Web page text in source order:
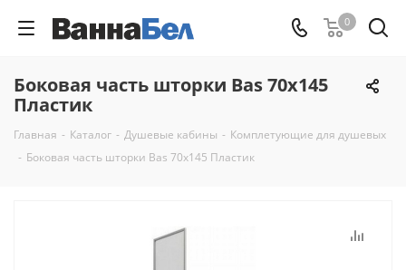
0
Боковая часть шторки Bas 70x145
Пластик
Главная - Каталог - Душевые кабины - Комплетующие для душевых
- Боковая часть шторки Bas 70x145 Пластик